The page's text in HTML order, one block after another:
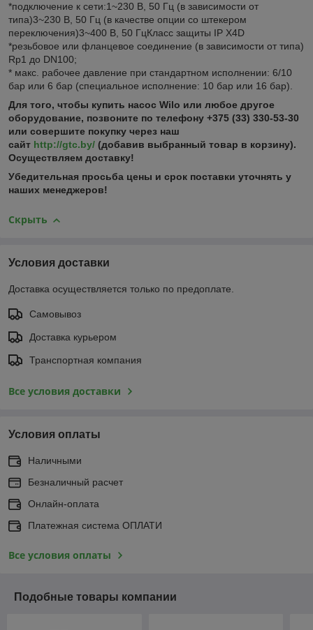
*подключение к сети:1~230 В, 50 Гц (в зависимости от
типа)3~230 В, 50 Гц (в качестве опции со штекером
переключения)3~400 В, 50 ГцКласс защиты IP X4D
*резьбовое или фланцевое соединение (в зависимости от типа)
Rp1 до DN100;
* макс. рабочее давление при стандартном исполнении: 6/10
бар или 6 бар (специальное исполнение: 10 бар или 16 бар).
Для того, чтобы купить насос Wilo или любое другое
оборудование, позвоните по телефону +375 (33) 330-53-30
или совершите покупку через наш
сайт http://gtc.by/ (добавив выбранный товар в корзину).
Осуществляем доставку!
Убедительная просьба цены и срок поставки уточнять у
наших менеджеров!
Скрыть
Условия доставки
Доставка осуществляется только по предоплате.
Самовывоз
Доставка курьером
Транспортная компания
Все условия доставки
Условия оплаты
Наличными
Безналичный расчет
Онлайн-оплата
Платежная система ОПЛАТИ
Все условия оплаты
Подобные товары компании